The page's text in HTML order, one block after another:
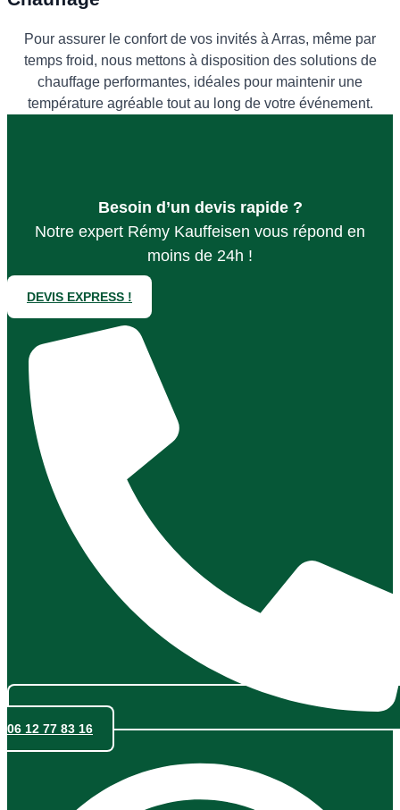
Pour assurer le confort de vos invités à Arras, même par
temps froid, nous mettons à disposition des solutions de
chauffage performantes, idéales pour maintenir une
température agréable tout au long de votre événement.
Besoin d’un devis rapide ?
Notre expert Rémy Kauffeisen vous répond en
moins de 24h !
DEVIS EXPRESS !
06 12 77 83 16